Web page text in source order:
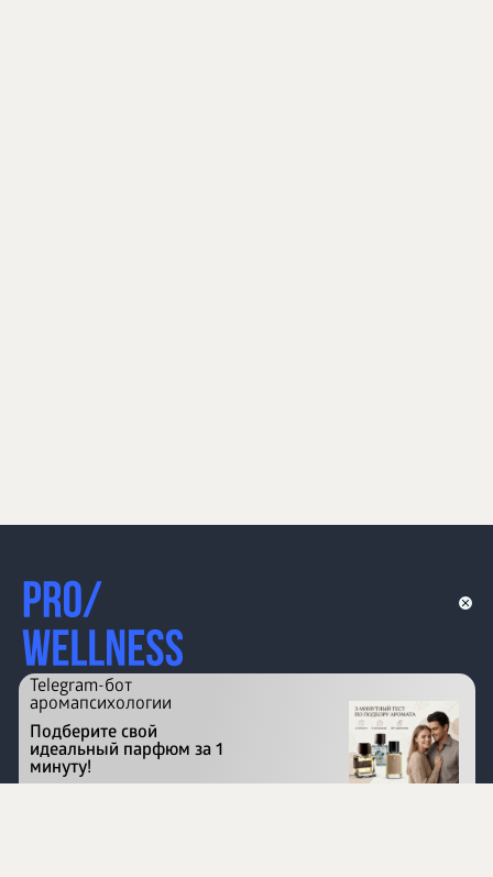
Перейти на сайт
Telegram-бот
аромапсихологии
Подберите свой
идеальный парфюм за 1
минуту!